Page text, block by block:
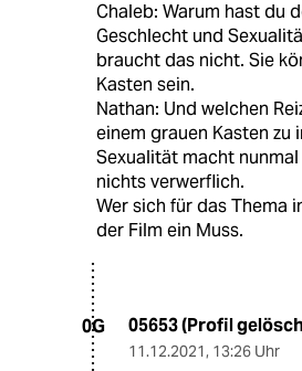
Chaleb: Warum hast du
Geschlecht und
braucht das nicht. Sie
Kasten sein.
Nathan: Und welchen
einem grauen Kasten zu
Sexualität macht
nichts verwerflich.
Wer sich für das Thema
der Film ein Muss.
0G 05653 (Profil
11.12.2021, 13:26 Uhr